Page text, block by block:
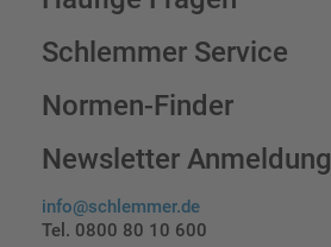
Schlemmer Service
Normen-Finder
Newsletter Anmeldung
info@schlemmer.de
Tel. 0800 80 10 600